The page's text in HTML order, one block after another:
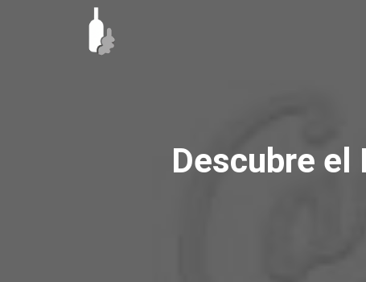
Descubre el